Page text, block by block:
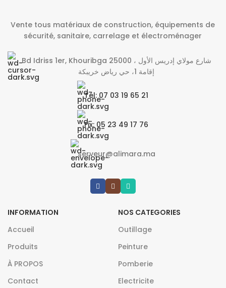
Vente tous matériaux de construction, équipements de
sécurité, sanitaire, carrelage et électroménager
Bd Idriss 1er, Khouribga 25000 شارع مولاي إدريس الأول ،
إقامة 1، حي رياض خريبكة
Tél: 07 03 19 65 21
Fix: 05 23 49 17 76
serveur@alimara.ma
INFORMATION
Accueil
Produits
À PROPOS
Contact
NOS CATEGORIES
Outillage
Peinture
Pomberie
Electricite